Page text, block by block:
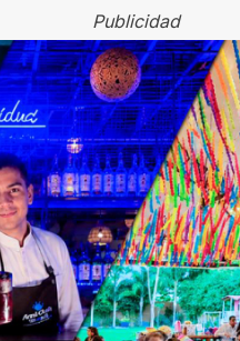
Publicidad